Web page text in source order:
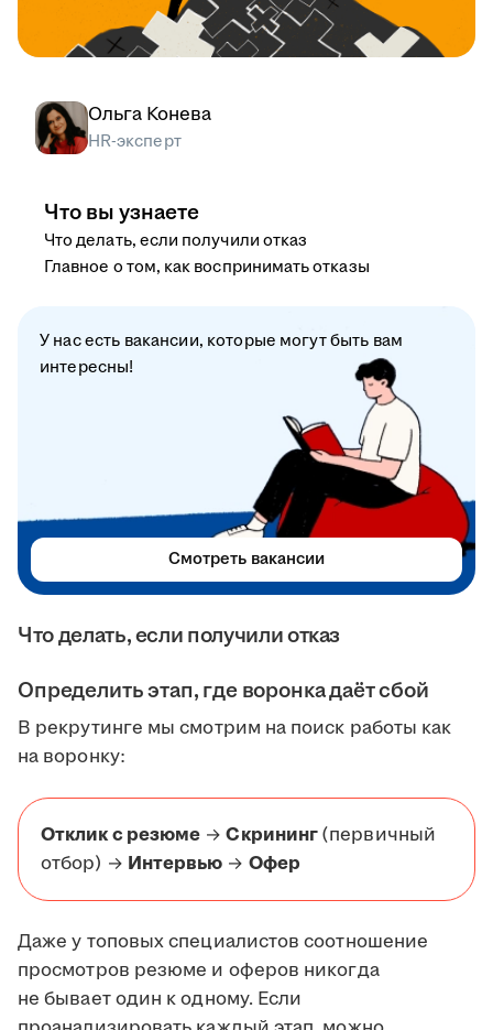
Что делать, если получили отказ
Определить этап, где воронка даёт сбой
В рекрутинге мы смотрим на поиск работы как
на воронку:
Отклик с резюме →Скрининг(первичный
отбор) → Интервью → Офер
Даже у топовых специалистов соотношение
просмотров резюме и оферов никогда
не бывает один к одному. Если
Ольга Конева
HR-эксперт
Что вы узнаете
Что делать, если получили отказ
Главное о том, как воспринимать отказы
У нас есть вакансии, которые могут быть вам
интересны!
Смотреть вакансии